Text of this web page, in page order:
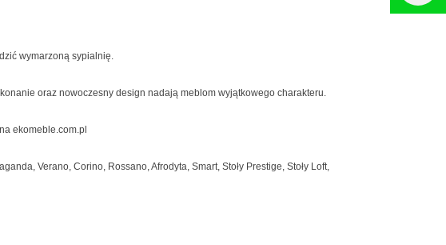
wymarzoną sypialnię.
oraz nowoczesny design nadają meblom wyjątkowego charakteru.
ekomeble.com.pl
Verano, Corino, Rossano, Afrodyta, Smart, Stoły Prestige, Stoły Loft,